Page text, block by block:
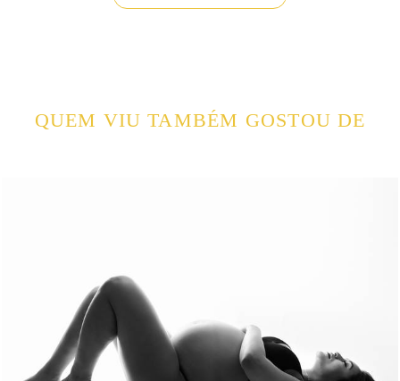
QUEM VIU TAMBÉM GOSTOU DE